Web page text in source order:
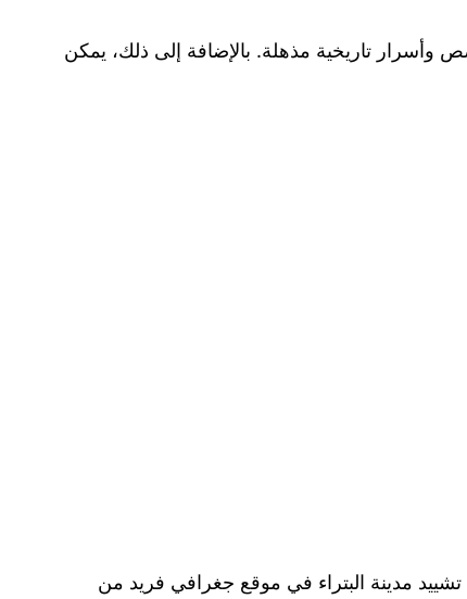
وأسرار تاريخية مذهلة. بالإضافة إلى ذلك، يمكن
تشييد مدينة البتراء في موقع جغرافي فريد من